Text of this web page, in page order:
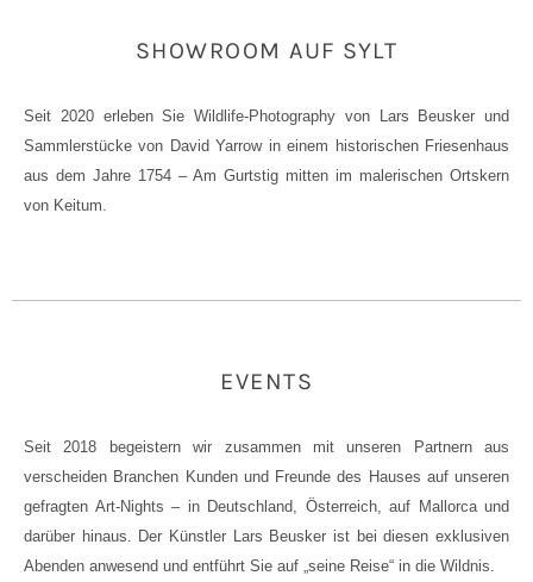
SHOWROOM AUF SYLT
Seit 2020 erleben Sie Wildlife-Photography von Lars Beusker und
Sammlerstücke von David Yarrow in einem historischen Friesenhaus
aus dem Jahre 1754 – Am Gurtstig mitten im malerischen Ortskern
von Keitum.
EVENTS
Seit 2018 begeistern wir zusammen mit unseren Partnern aus
verscheiden Branchen Kunden und Freunde des Hauses auf unseren
gefragten Art-Nights – in Deutschland, Österreich, auf Mallorca und
darüber hinaus. Der Künstler Lars Beusker ist bei diesen exklusiven
Abenden anwesend und entführt Sie auf „seine Reise“ in die Wildnis.